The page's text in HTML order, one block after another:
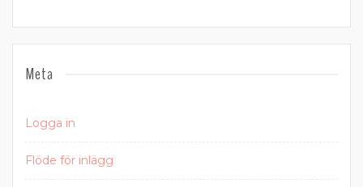
Meta
Logga in
Flöde för inlägg